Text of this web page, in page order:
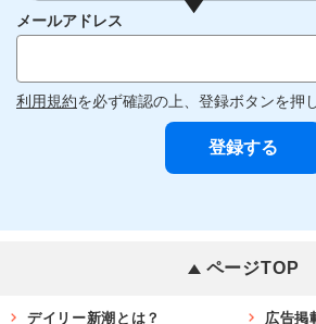
メールアドレス
利用規約を必ず確認の上、登録ボタンを押
ページTOP
デイリー新潮とは？ 広告掲